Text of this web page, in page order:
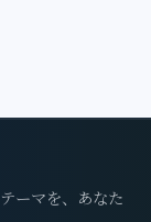
ーマを、あなた